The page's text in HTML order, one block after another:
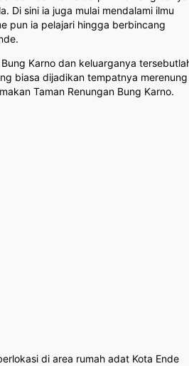
Di sini ia juga mulai mendalami ilmu
pun ia pelajari hingga berbincang
Karno dan keluarganya
biasa dijadikan tempatnya merenung
Taman Renungan Bung Karno.
di area rumah adat Kota Ende